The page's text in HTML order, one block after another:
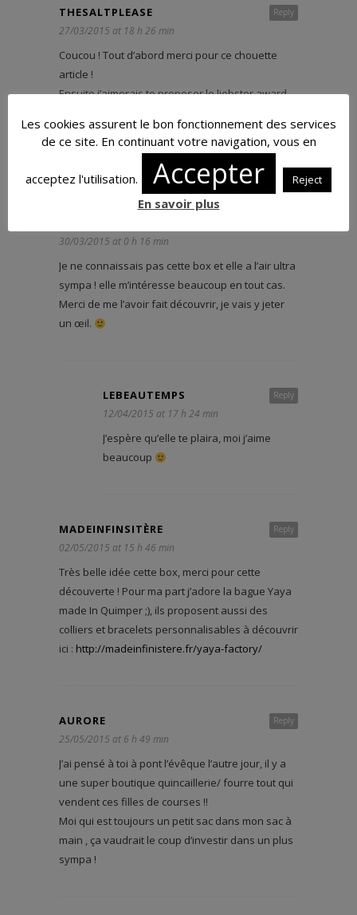
Reply
THESALTPLEASE
27/03/2015 at 18 h 26 min
Coucou ! Tout d’abord merci pour ce chouette
article !
Ensuite j’aimerais te proposer le liebster award
http://thesaltplease.com/le-liebster-award/
Des bisous et bon courage pour la suite !
<3
30/03/2015 at 0 h 16 min
Je ne connaissais pas cette box et elle a l’air ultra
sympa ! elle m’intéresse beaucoup en tout cas.
Merci de me l’avoir fait découvrir, je vais y jeter
un œil.
Reply
LEBEAUTEMPS
12/04/2015 at 17 h 24 min
J’espère qu’elle te plaira, moi j’aime
beaucoup
Reply
MADEINFINSITÈRE
02/05/2015 at 15 h 46 min
Très belle idée cette box, merci pour cette
découverte ! Pour ma part j’adore la bague Yaya
made In Quimper ;), ils proposent aussi des
colliers et bracelets personnalisables à découvrir
ici : http://madeinfinistere.fr/yaya-factory/
Reply
AURORE
25/05/2015 at 6 h 49 min
J’ai pensé à toi à pont l’évêque l’autre jour, il y a
une super boutique quincaillerie/ fourre tout qui
vendent ces filles de courses !!
Moi qui est toujours un petit sac dans mon sac à
main , ça vaudrait le coup d’investir dans un plus
sympa !
Les cookies assurent le bon fonctionnement des services
de ce site. En continuant votre navigation, vous en
acceptez l'utilisation. Accepter Reject
En savoir plus